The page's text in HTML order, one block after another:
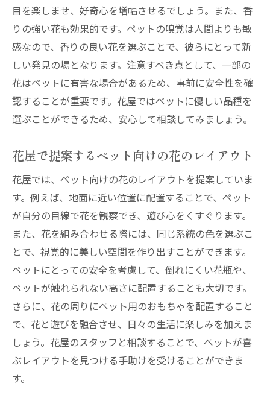
目を楽しませ、好奇心を増幅させるでしょう。また、香
りの強い花も効果的です。ペットの嗅覚は人間よりも敏
感なので、香りの良い花を選ぶことで、彼らにとって新
しい発見の場となります。注意すべき点として、一部の
花はペットに有害な場合があるため、事前に安全性を確
認することが重要です。花屋ではペットに優しい品種を
選ぶことができるため、安心して相談してみましょう。
花屋で提案するペット向けの花のレイアウト
花屋では、ペット向けの花のレイアウトを提案していま
す。例えば、地面に近い位置に配置することで、ペット
が自分の目線で花を観察でき、遊び心をくすぐります。
また、花を組み合わせる際には、同じ系統の色を選ぶこ
とで、視覚的に美しい空間を作り出すことができます。
ペットにとっての安全を考慮して、倒れにくい花瓶や、
ペットが触れられない高さに配置することも大切です。
さらに、花の周りにペット用のおもちゃを配置すること
で、花と遊びを融合させ、日々の生活に楽しみを加えま
しょう。花屋のスタッフと相談することで、ペットが喜
ぶレイアウトを見つける手助けを受けることができま
す。